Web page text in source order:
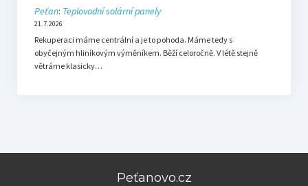
Peťan: Teplovodní solární panely
21.7.2026
Rekuperaci máme centrální a je to pohoda. Máme tedy s
obyčejným hliníkovým výměníkem. Běží celoročně. V létě stejně
větráme klasicky…
Peťanovo.cz